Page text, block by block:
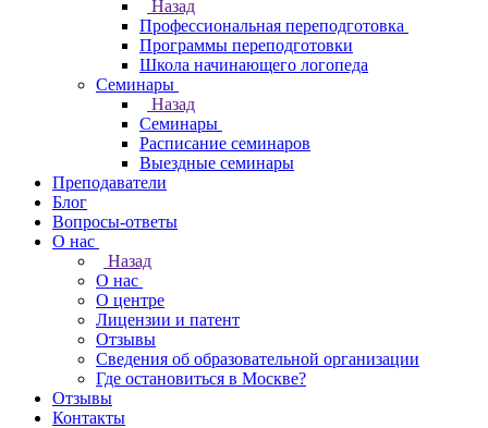
Назад
Профессиональная переподготовка
Программы переподготовки
Школа начинающего логопеда
Семинары
Назад
Семинары
Расписание семинаров
Выездные семинары
Преподаватели
Блог
Вопросы-ответы
О нас
Назад
О нас
О центре
Лицензии и патент
Отзывы
Сведения об образовательной организации
Где остановиться в Москве?
Отзывы
Контакты